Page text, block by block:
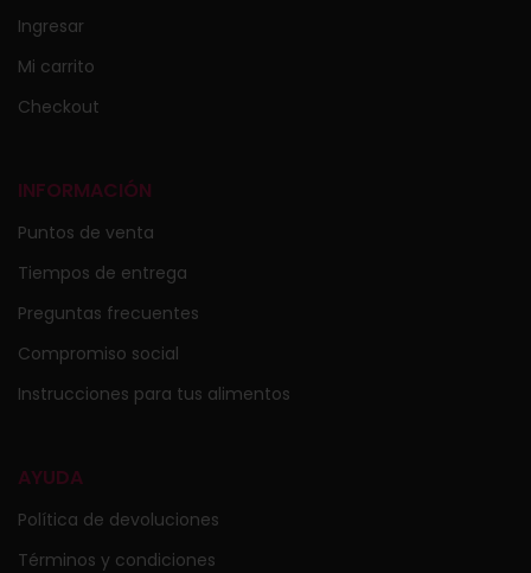
Ingresar
Mi carrito
Checkout
INFORMACIÓN
Puntos de venta
Tiempos de entrega
Preguntas frecuentes
Compromiso social
Instrucciones para tus alimentos
AYUDA
Política de devoluciones
Términos y condiciones